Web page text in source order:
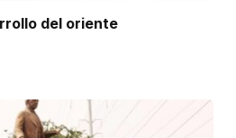
del oriente